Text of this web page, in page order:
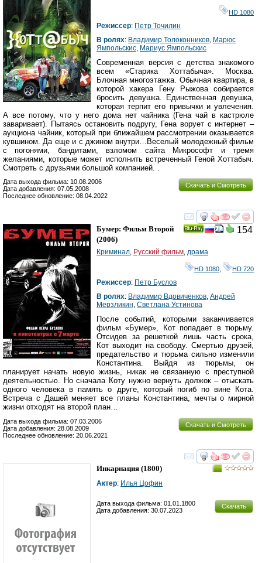
HD 1080
Режиссер: Петр Точилин
В ролях: Владимир Толоконников Марюс
Ямпольскис Мариус Ямпольскис
Современная версия с детства знакомого
всем «Старика Хоттабыча». Москва.
Блочная многоэтажка. Обычная квартира, в
которой хакера Гену Рыжова собирается
бросить девушка. Единственная девушка,
которая терпит его привычки и увлечения.
А все потому, что у него дома нет чайника (Гена чай в кастрюле
заваривает). Пытаясь остановить подругу, Гена ворует с интернет –
аукциона чайник, который при ближайшем рассмотрении оказывается
кувшином. Да еще и с джином внутри…Веселый молодежный фильм
с погонями, бандитами, взломом сайта Микрософт и тремя
желаниями, которые может исполнить встреченный Геной Хоттабыч.
Смотреть с друзьями большой компанией. .
Скачать и Смотреть
Дата выхода фильма: 10.08.2006
Дата добавления: 07.05.2008
Последнее обновление: 08.04.2022
смотреть
154
Бумер: Фильм Второй
(2006)
Криминал, Русский фильм, драма
HD 1080 HD 720
Режиссер: Петр Буслов
В ролях: Владимир Вдовиченков, Андрей
Мерзликин, Светлана Устинова
После событий, которыми заканчивается
фильм «Бумер», Кот попадает в тюрьму.
Отсидев за решеткой лишь часть срока,
Кот выходит на свободу. Смертью друзей,
предательство и тюрьма сильно изменили
Константина. Выйдя из тюрьмы, он
планирует начать новую жизнь, никак не связанную с преступной
деятельностью. Но сначала Коту нужно вернуть должок – отыскать
одного человека в память о друге, который погиб по вине Кота.
Встреча с Дашей меняет все планы Константина, мечты о мирной
жизни отходят на второй план…
Скачать и Смотреть
Дата выхода фильма: 07.03.2006
Дата добавления: 28.08.2009
Последнее обновление: 20.06.2021
смотреть
Инкарнация (1800)
Актер: Илья Цофин
Скачать
Дата выхода фильма: 01.01.1800
Дата добавления: 30.07.2023